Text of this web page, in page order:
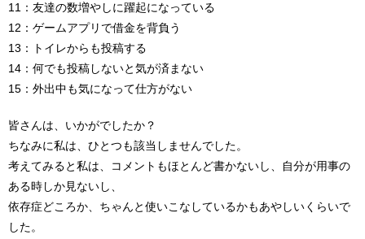
11：友達の数増やしに躍起になっている
12：ゲームアプリで借金を背負う
13：トイレからも投稿する
14：何でも投稿しないと気が済まない
15：外出中も気になって仕方がない
皆さんは、いかがでしたか？
ちなみに私は、ひとつも該当しませんでした。
考えてみると私は、コメントもほとんど書かないし、自分が用事の
ある時しか見ないし、
依存症どころか、ちゃんと使いこなしているかもあやしいくらいで
した。